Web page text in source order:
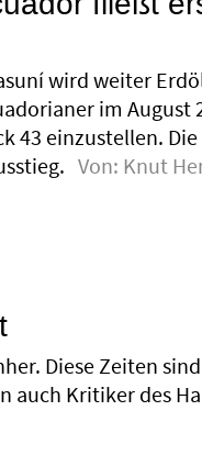
wird weiter
im
43 einzustellen.
Von: Knut
Diese Zeiten
auch Kritiker des